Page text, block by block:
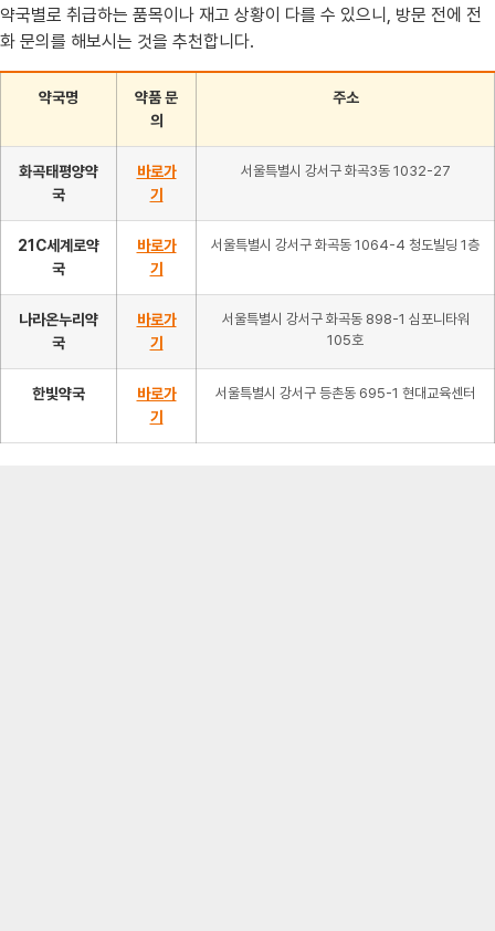
약국별로 취급하는 품목이나 재고 상황이 다를 수 있으니, 방문 전에 전
화 문의를 해보시는 것을 추천합니다.
약국명
약품 문
의
주소
화곡태평양약
국
바로가
기
서울특별시 강서구 화곡3동 1032-27
21C세계로약
국
바로가
기
서울특별시 강서구 화곡동 1064-4 청도빌딩 1층
나라온누리약
국
바로가
기
서울특별시 강서구 화곡동 898-1 심포니타워
105호
한빛약국
바로가
기
서울특별시 강서구 등촌동 695-1 현대교육센터